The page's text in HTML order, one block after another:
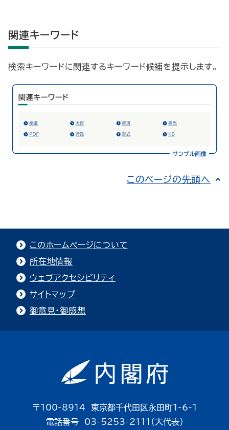
関連キーワード
検索キーワードに関連するキーワード候補を提示します。
このページの先頭へ
このホームページについて
所在地情報
ウェブアクセシビリティ
サイトマップ
御意見・御感想
〒100-8914 東京都千代田区永田町1-6-1
電話番号 03-5253-2111（大代表）